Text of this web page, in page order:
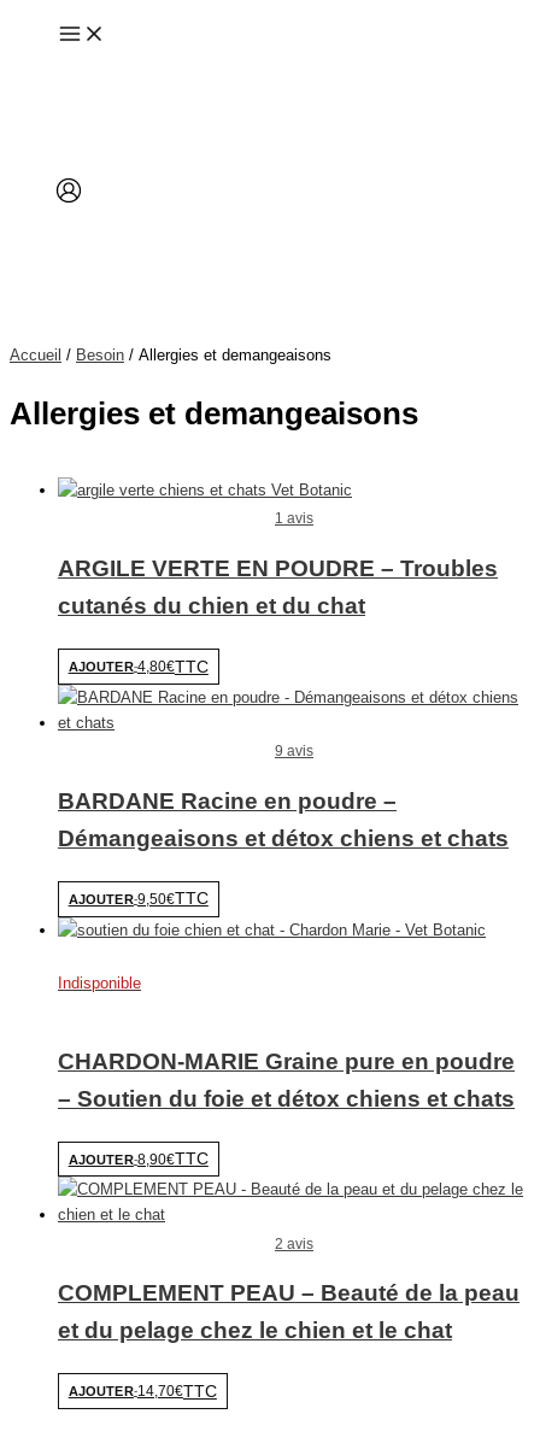
Accueil / Besoin / Allergies et demangeaisons
Allergies et demangeaisons
1 avis
ARGILE VERTE EN POUDRE – Troubles
cutanés du chien et du chat
AJOUTER-4,80€TTC
9 avis
BARDANE Racine en poudre –
Démangeaisons et détox chiens et chats
AJOUTER-9,50€TTC
Indisponible
CHARDON-MARIE Graine pure en poudre
– Soutien du foie et détox chiens et chats
AJOUTER-8,90€TTC
2 avis
COMPLEMENT PEAU – Beauté de la peau
et du pelage chez le chien et le chat
AJOUTER-14,70€TTC